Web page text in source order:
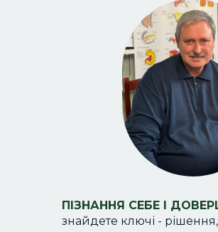
ПІЗНАННЯ СЕБЕ І
знайдете ключі -